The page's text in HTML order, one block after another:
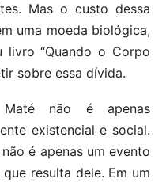
Mas o custo dessa
uma moeda biológica,
“Quando o Corpo
sobre essa dívida.
não é apenas
existencial e social.
é apenas um evento
resulta dele. Em um